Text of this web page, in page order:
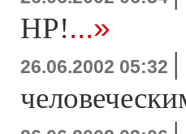
HP!...»
26.06.2002 05:32 |